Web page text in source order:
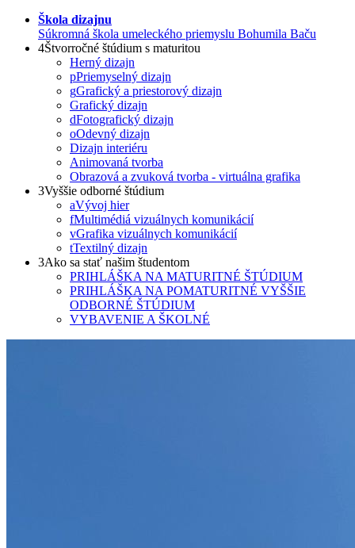
Škola dizajnu
Súkromná škola umeleckého priemyslu Bohumila Baču
4Štvorročné štúdium s maturitou
Herný dizajn
pPriemyselný dizajn
gGrafický a priestorový dizajn
Grafický dizajn
dFotografický dizajn
oOdevný dizajn
Dizajn interiéru
Animovaná tvorba
Obrazová a zvuková tvorba - virtuálna grafika
3Vyššie odborné štúdium
aVývoj hier
fMultimédiá vizuálnych komunikácií
vGrafika vizuálnych komunikácií
tTextilný dizajn
3Ako sa stať našim študentom
PRIHLÁŠKA NA MATURITNÉ ŠTÚDIUM
PRIHLÁŠKA NA POMATURITNÉ VYŠŠIE
ODBORNÉ ŠTÚDIUM
VYBAVENIE A ŠKOLNÉ